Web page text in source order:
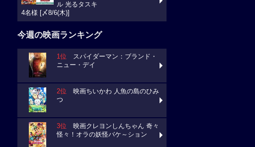
ル 光るタスキ
4名様 [〆8/6(木)]
今週の映画ランキング
1位 スパイダーマン：ブランド・
ニュー・デイ
2位 映画ちいかわ 人魚の島のひみ
つ
3位 映画クレヨンしんちゃん 奇々
怪々！オラの妖怪バケ～ション